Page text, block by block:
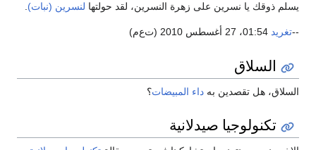
يسلم ذوقك يا نسرين على زهرة النسرين، لقد حولتها لنسرين (نبات).
--تغريد
السلاق
السلاق، هل تقصدين به داء المبيضات؟
تكنولوجيا صيدلانية